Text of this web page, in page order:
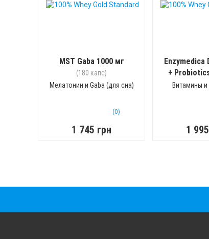
MST Gaba 1000 мг
(180 капс)
Мелатонин и Gaba (для сна)
(0)
1 745 грн
Enzymedica
+
Витамины
1